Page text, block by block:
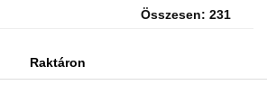
Összesen: 231
Raktáron